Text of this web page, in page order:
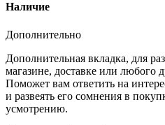
Наличие
Дополнительно
Дополнительная вкладка, для
магазине, доставке или любого
Поможет вам ответить на
и развеять его сомнения в
усмотрению.